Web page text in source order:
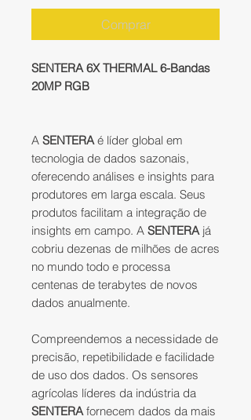
Comprar
SENTERA 6X THERMAL 6-Bandas
20MP RGB
A SENTERAé líder global em
tecnologia de dados sazonais,
oferecendo análises e insights para
produtores em larga escala. Seus
produtos facilitam a integração de
insights em campo. A SENTERAjá
cobriu dezenas de milhões de acres
no mundo todo e processa
centenas de terabytes de novos
dados anualmente.
Compreendemos a necessidade de
precisão, repetibilidade e facilidade
de uso dos dados. Os sensores
agrícolas líderes da indústria da
SENTERAfornecem dados da mais